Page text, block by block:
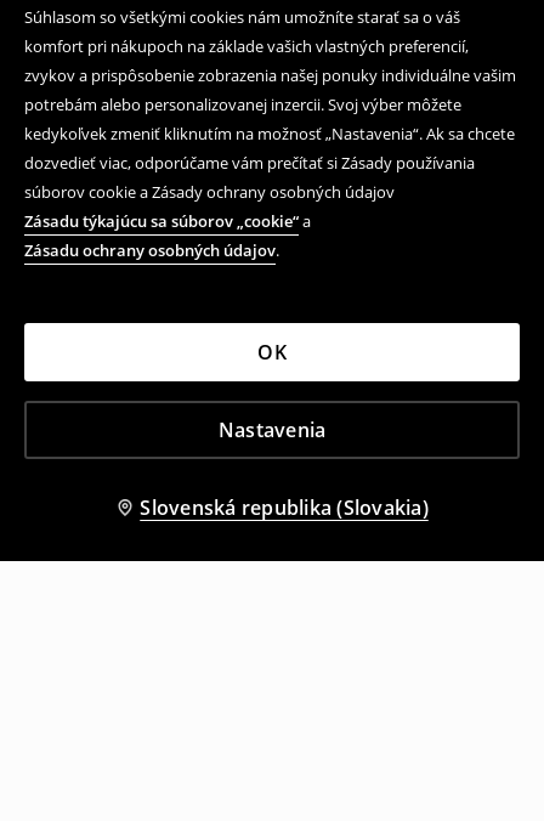
Súhlasom so všetkými cookies nám umožníte starať sa o váš
komfort pri nákupoch na základe vašich vlastných preferencií,
zvykov a prispôsobenie zobrazenia našej ponuky individuálne vašim
potrebám alebo personalizovanej inzercii. Svoj výber môžete
kedykoľvek zmeniť kliknutím na možnosť „Nastavenia“. Ak sa chcete
dozvedieť viac, odporúčame vám prečítať si Zásady používania
súborov cookie a Zásady ochrany osobných údajov
Zásadu týkajúcu sa súborov „cookie“a
Zásadu ochrany osobných údajov.
Nastavenia
OK
Slovenská republika (Slovakia)